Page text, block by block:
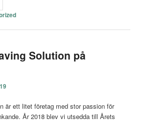
Solution på
är ett litet företag med stor passion för
År 2018 blev vi utsedda till Årets